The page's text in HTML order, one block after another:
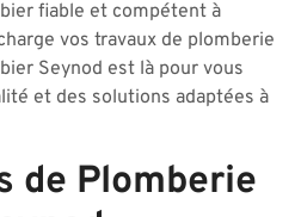
fiable et compétent à
vos travaux de plomberie
Seynod est là pour vous
et des solutions adaptées à
de Plomberie